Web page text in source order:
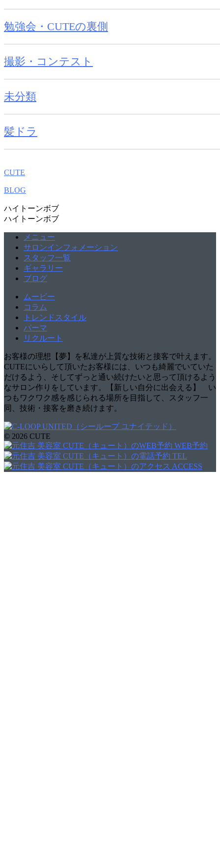
勉強会・CUTEの裏側
撮影・コンテスト
未分類
髪ドラ
CUTE
BLOG
ハイトーンボブ
ハイトーンボブ
メニュー
サロンインフォメーション
スタッフ一覧
ギャラリー
ブログ
ムービー
コラム
トレンドスタイル
パーマ
リクルート
お客様の理想【夢】を私達が上質な技術と接客で叶えます。
CUTEにいらして頂いたお客様には、いつも綺麗でいていた
だけるよう、そしてずっと通い続けたいと思って頂けるよう
なサロン作りをしています。【新しい自分に出会える】 い
つもワクワク感を感じられる場所を目指して、スタッフ一
同、技術・接客を磨き続けます。
© 2026 CUTE
WEB予約
TEL
ACCESS